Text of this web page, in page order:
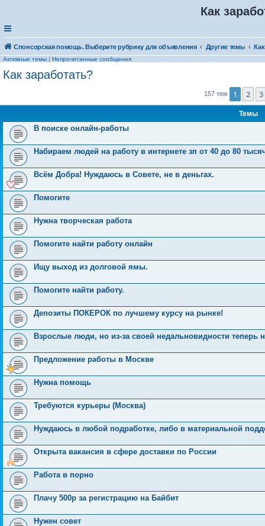
Как
Спонсорская помощь. Выберите рубрику для объявления Другие темы
Активные темы | Непрочитанные сообщения
Как заработать?
157 тем 1 2 3
Темы
В поиске онлайн-работы
Набираем людей на работу в интернете зп от 40 до 80
Всём Добра! Нуждаюсь в Совете, не в деньгах.
Помогите
Нужна творческая работа
Помогите найти работу онлайн
Ищу выход из долговой ямы.
Помогите найти работу.
Депозиты ПОКЕРОК по лучшему курсу на рынке!
Взрослые люди, но из-за своей недальновидности теперь
Предложение работы в Москве
Нужна помощь
Требуются курьеры (Москва)
Нуждаюсь в любой подработке, либо в материальной
Открыта вакансия в сфере доставки по России
Работа в порно
Плачу 500р за регистрацию на Байбит
Нужен совет